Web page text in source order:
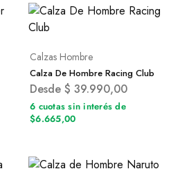
Calzas Hombre
Calza De Hombre Racing Club
Desde $ 39.990,00
6 cuotas sin interés de
$6.665,00